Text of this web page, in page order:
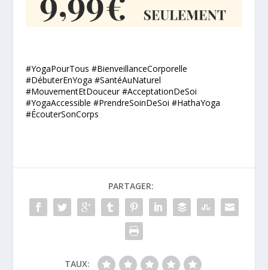
#YogaPourTous #BienveillanceCorporelle
#DébuterEnYoga #SantéAuNaturel
#MouvementEtDouceur #AcceptationDeSoi
#YogaAccessible #PrendreSoinDeSoi #HathaYoga
#ÉcouterSonCorps
PARTAGER:
TAUX: